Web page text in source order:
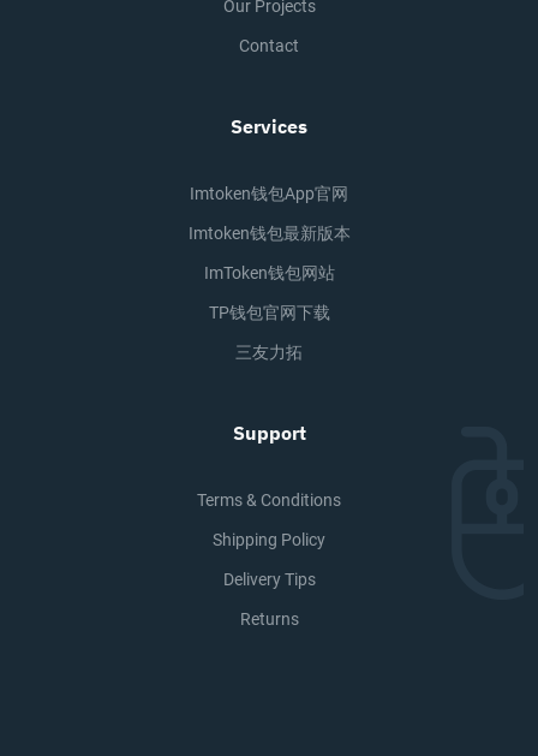
Our Projects
Contact
Services
Imtoken钱包app官网
Imtoken钱包最新版本
ImToken钱包网站
TP钱包官网下载
三友力拓
Support
Terms & Conditions
Shipping Policy
Delivery Tips
Returns